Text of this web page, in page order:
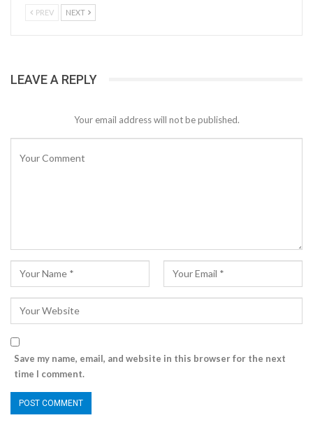
PREV NEXT
LEAVE A REPLY
Your email address will not be published.
Save my name, email, and website in this browser for the next
time I comment.